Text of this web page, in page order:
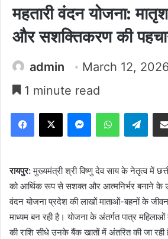
महतारी वंदन योजना:
और सशक्तिकरण की
admin
March 12, 2026
1 minute read
Facebook
X MessengerWhatsApp
रायपुर:मुख्यमंत्री श्री विष्णु देव साय के नेतृत्व में
को आर्थिक रूप से सशक्त और आत्मनिर्भर बनाने के
वंदन योजना प्रदेश की लाखों माताओं-बहनों के जीवन
माध्यम बन रही है। योजना के अंतर्गत पात्र
की राशि सीधे उनके बैंक खातों में अंतरित की जा